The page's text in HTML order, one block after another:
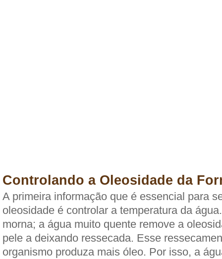
Controlando a Oleosidade da
A primeira informação que é essencial para
oleosidade é controlar a temperatura da
morna; a água muito quente remove a
pele a deixando ressecada. Esse
organismo produza mais óleo. Por isso, a